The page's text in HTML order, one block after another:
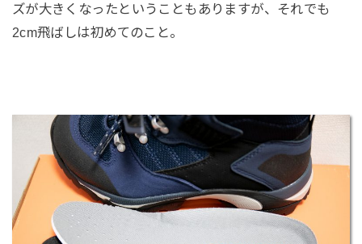
ズが大きくなったということもありますが、それでも
2cm飛ばしは初めてのこと。